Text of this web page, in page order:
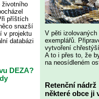
životního
příštích
snazší
v projektu
databázi
DEZA?
V pěti
exemplářů.
vytvoření
A to i přes to, že
na neosídleném
Retenční nádrž
některé obce ji